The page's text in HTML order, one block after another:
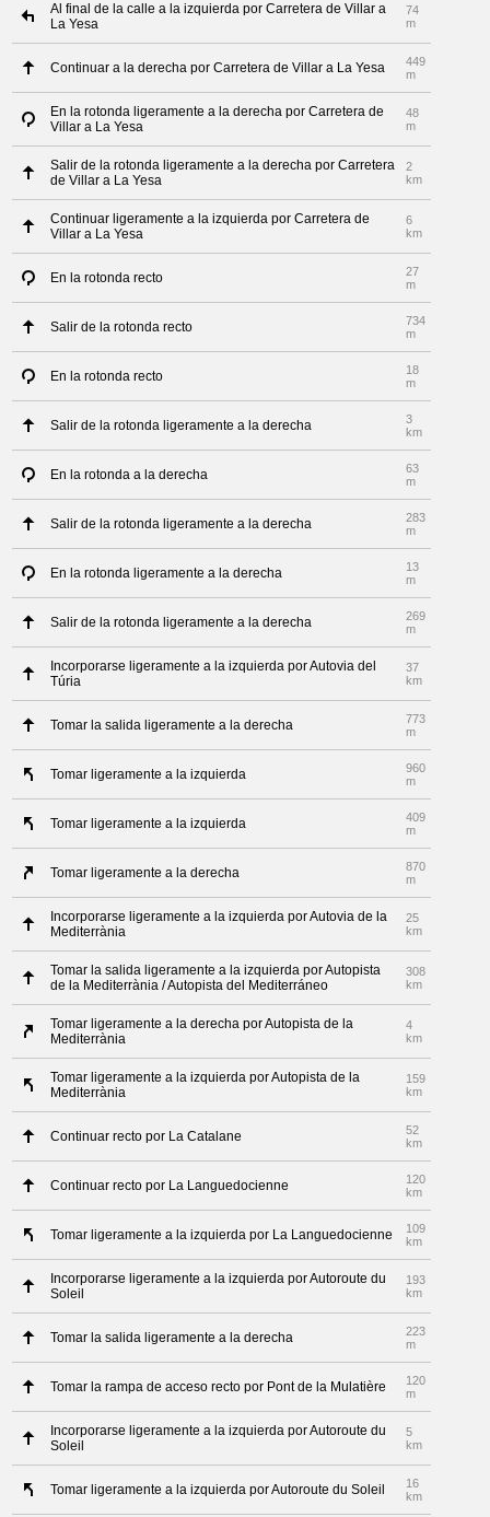
Al final de la calle a la izquierda por Carretera de Villar a
La Yesa
74
m
Continuar a la derecha por Carretera de Villar a La Yesa
449
m
En la rotonda ligeramente a la derecha por Carretera de
Villar a La Yesa
48
m
Salir de la rotonda ligeramente a la derecha por Carretera
de Villar a La Yesa
2
km
Continuar ligeramente a la izquierda por Carretera de
Villar a La Yesa
6
km
En la rotonda recto
27
m
Salir de la rotonda recto
734
m
En la rotonda recto
18
m
Salir de la rotonda ligeramente a la derecha
3
km
En la rotonda a la derecha
63
m
Salir de la rotonda ligeramente a la derecha
283
m
En la rotonda ligeramente a la derecha
13
m
Salir de la rotonda ligeramente a la derecha
269
m
Incorporarse ligeramente a la izquierda por Autovia del
Túria
37
km
Tomar la salida ligeramente a la derecha
773
m
Tomar ligeramente a la izquierda
960
m
Tomar ligeramente a la izquierda
409
m
Tomar ligeramente a la derecha
870
m
Incorporarse ligeramente a la izquierda por Autovia de la
Mediterrània
25
km
Tomar la salida ligeramente a la izquierda por Autopista
de la Mediterrània / Autopista del Mediterráneo
308
km
Tomar ligeramente a la derecha por Autopista de la
Mediterrània
4
km
Tomar ligeramente a la izquierda por Autopista de la
Mediterrània
159
km
Continuar recto por La Catalane
52
km
Continuar recto por La Languedocienne
120
km
Tomar ligeramente a la izquierda por La Languedocienne
109
km
Incorporarse ligeramente a la izquierda por Autoroute du
Soleil
193
km
Tomar la salida ligeramente a la derecha
223
m
Tomar la rampa de acceso recto por Pont de la Mulatière
120
m
Incorporarse ligeramente a la izquierda por Autoroute du
Soleil
5
km
Tomar ligeramente a la izquierda por Autoroute du Soleil
16
km